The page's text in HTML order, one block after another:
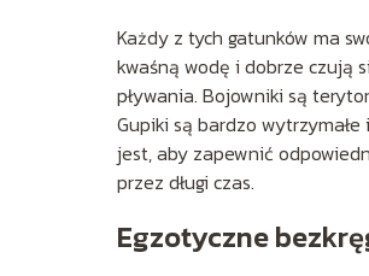
Każdy z tych gatunków ma
kwaśną wodę i dobrze czują
pływania. Bojowniki są
Gupiki są bardzo
jest, aby zapewnić
przez długi czas.
Egzotyczne